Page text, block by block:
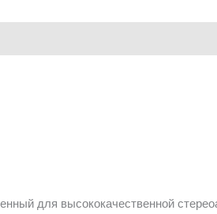
для высококачественной